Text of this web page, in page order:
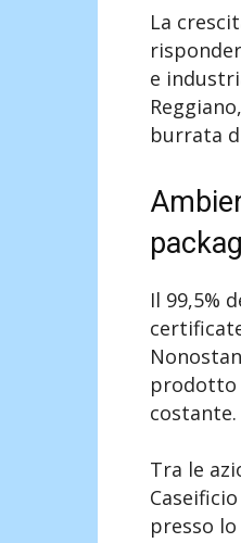
La
e
burrata
Il 99,5%
prodotto
costante.
Tra le
presso